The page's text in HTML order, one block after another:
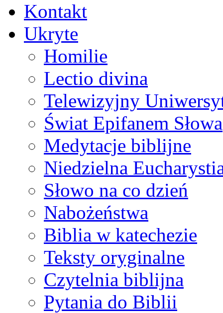
Kontakt
Ukryte
Homilie
Lectio divina
Telewizyjny
Świat Epifanem Słowa
Medytacje biblijne
Niedzielna
Słowo na co dzień
Nabożeństwa
Biblia w katechezie
Teksty oryginalne
Czytelnia biblijna
Pytania do Biblii